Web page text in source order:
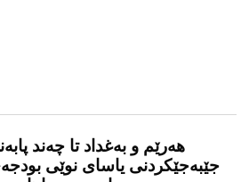
هەرێم و بەغداد تا چەند
جێبەجێکردنی یاسای نوێی